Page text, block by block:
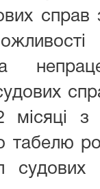
з
табелю